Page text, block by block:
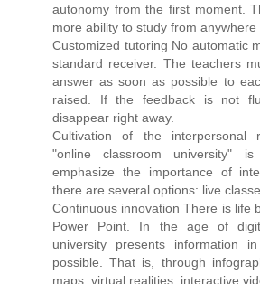
autonomy from the first moment.
more ability to study from anywhere
Customized tutoring No automatic
standard receiver. The teachers
answer as soon as possible to
raised. If the feedback is not
disappear right away.
Cultivation of the interpersonal
"online classroom university"
emphasize the importance of
there are several options: live
Continuous innovation There is life
Power Point. In the age of
university presents information
possible. That is, through
maps, virtual realities, interactive